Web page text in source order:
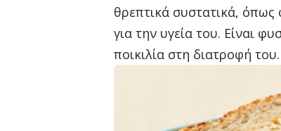
θρεπτικά συστατικά,
για την υγεία του. Είναι
ποικιλία στη διατροφή του.